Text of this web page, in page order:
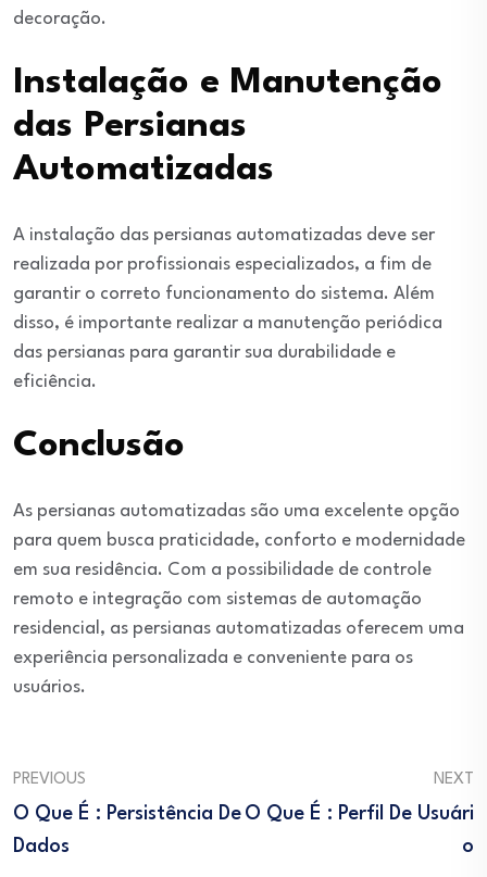
decoração.
Instalação e Manutenção
das Persianas
Automatizadas
A instalação das persianas automatizadas deve ser
realizada por profissionais especializados, a fim de
garantir o correto funcionamento do sistema. Além
disso, é importante realizar a manutenção periódica
das persianas para garantir sua durabilidade e
eficiência.
Conclusão
As persianas automatizadas são uma excelente opção
para quem busca praticidade, conforto e modernidade
em sua residência. Com a possibilidade de controle
remoto e integração com sistemas de automação
residencial, as persianas automatizadas oferecem uma
experiência personalizada e conveniente para os
usuários.
PREVIOUS
O Que É : Persistência De
Dados
NEXT
O Que É : Perfil De Usuári
O